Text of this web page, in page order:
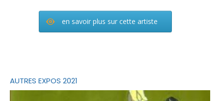
en savoir plus sur cette artiste
AUTRES EXPOS 2021